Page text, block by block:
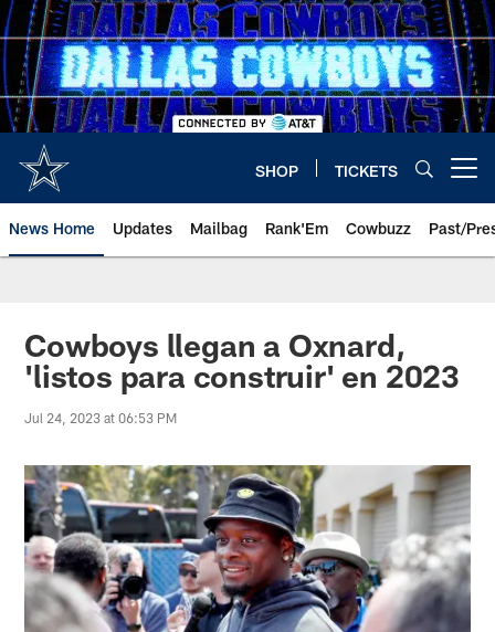
Skip
to
main
content
SHOP TICKETS
News Home Updates Mailbag Rank'Em Cowbuzz Past/
Cowboys llegan a Oxnard,
'listos para construir' en 2023
Jul 24, 2023 at 06:53 PM